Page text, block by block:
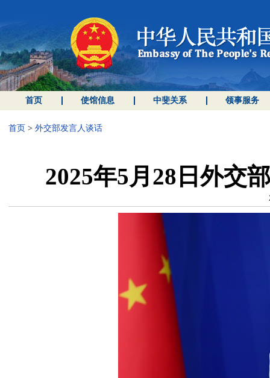
首页 使馆信息 中斐关系 领事服务
首页 > 外交部发言人谈话
2025年5月28日外交